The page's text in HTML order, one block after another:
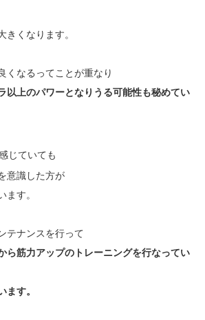
くなります。
くなるってことが重なり
以上のパワーとなりうる可能性も秘めてい
じていても
意識した方が
す。
テナンスを行って
ら筋力アップのトレーニングを行なってい
す。